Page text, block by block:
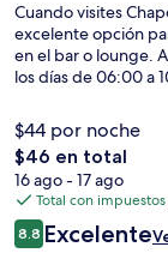
Cuando visites
excelente opción
en el bar o lounge.
los días de 06:00 a
$44 por noche
El
precio
total
es
de
$46 en total
16 ago - 17 ago
Total con
Opiniones
8.88.8 de 10,
Excelente